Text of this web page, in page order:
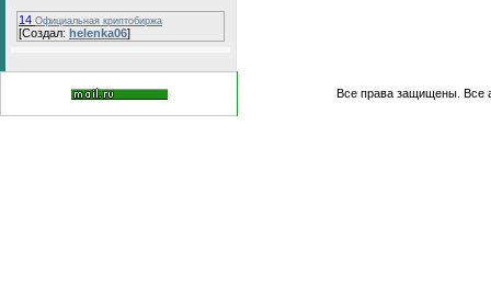
14 Официальная криптобиржа
[Создал: helenka06]
Все права защищены. Все